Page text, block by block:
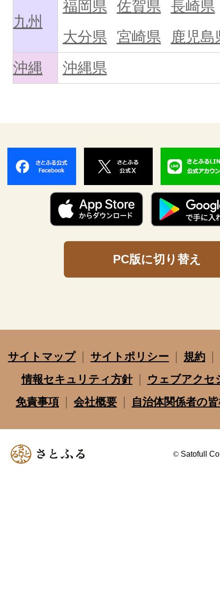
九州
福岡県 佐賀県
長崎県
大分県
宮崎県
鹿児島
沖縄
沖縄県
PC版に切り替え
サイトマップ サイトポリシー
規約
情報セキュリティ方針
ウェブアクセ
免責事項
会社概要 自治体関係者の
© Satofull